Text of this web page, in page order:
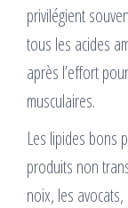
privilégient
tous les acides
après l’effort
musculaires.
Les lipides bons
produits non
noix, les